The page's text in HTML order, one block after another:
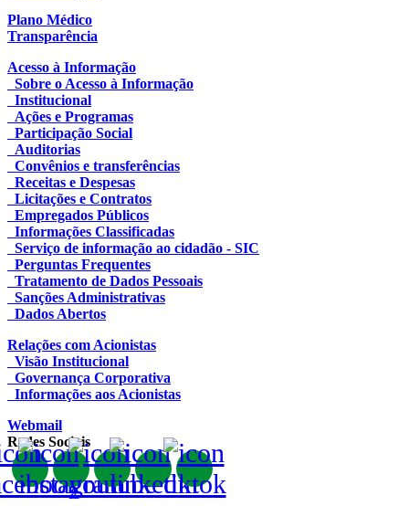
Plano Médico
Transparência
Acesso à Informação
Sobre o Acesso à Informação
Institucional
Ações e Programas
Participação Social
Auditorias
Convênios e transferências
Receitas e Despesas
Licitações e Contratos
Empregados Públicos
Informações Classificadas
Serviço de informação ao cidadão - SIC
Perguntas Frequentes
Tratamento de Dados Pessoais
Sanções Administrativas
Dados Abertos
Relações com Acionistas
Visão Institucional
Governança Corporativa
Informações aos Acionistas
Webmail
Redes Sociais